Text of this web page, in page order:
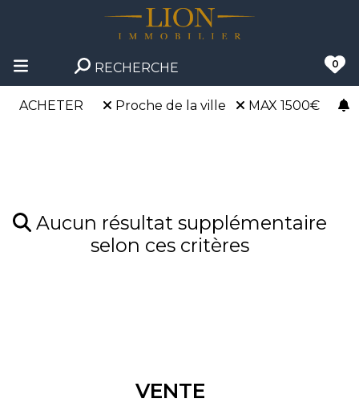
RECHERCHE 0
ACHETER Proche de la ville MAX 1500€
Aucun résultat supplémentaire
selon ces critères
VENTE